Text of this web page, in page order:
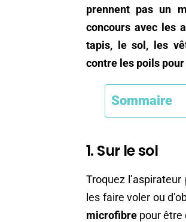
prennent pas un
concours avec les
tapis, le sol, les
contre les poils
Sommaire
1. Sur le sol
Troquez l’aspirateur
les faire voler ou
microfibre pour être